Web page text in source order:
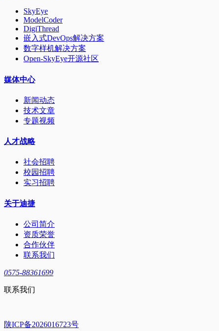
SkyEye
ModelCoder
DigiThread
嵌入式DevOps解决方案
数字样机解决方案
Open-SkyEye开源社区
媒体中心
新闻动态
技术文章
专题视频
人才战略
社会招聘
校园招聘
实习招聘
关于迪捷
公司简介
资质荣誉
合作伙伴
联系我们
0575-88361699
联系我们
陕ICP备2026016723号